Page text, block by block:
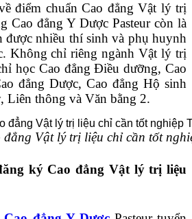
điểm chuẩn Cao đẳng Vật lý trị
Cao đẳng Y Dược Pasteur còn là
được nhiều thí sinh và phụ huynh
Không chỉ riêng ngành Vật lý trị
học Cao đẳng Điều dưỡng, Cao
đẳng Dược, Cao đẳng Hộ sinh
Liên thông và Văn bằng 2.
đẳng Vật lý trị liệu chỉ cần tốt
ký Cao đẳng Vật lý trị liệu